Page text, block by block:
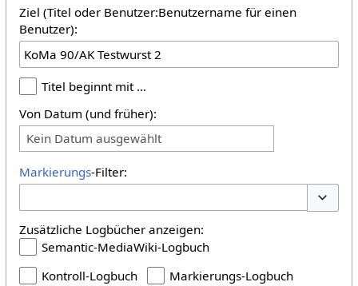
Ziel (Titel oder Benutzer:Benutzername für einen
Benutzer):
Titel beginnt mit …
Von Datum (und früher):
Kein Datum ausgewählt
Markierungs-Filter:
Zusätzliche Logbücher anzeigen:
Semantic-MediaWiki-Logbuch
Kontroll-Logbuch
Markierungs-Logbuch